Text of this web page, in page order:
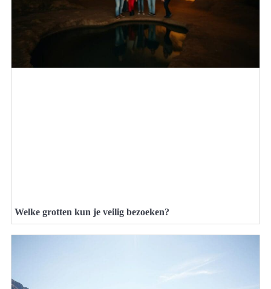
Welke grotten kun je veilig bezoeken?